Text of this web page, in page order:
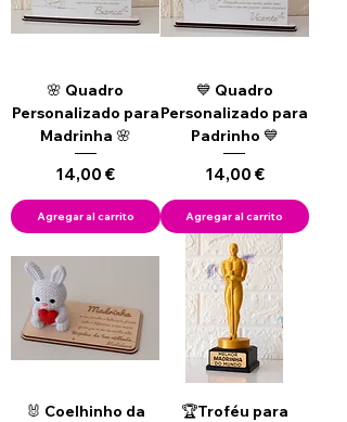
🌸 Quadro
Personalizado para
Madrinha 🌸
Precio
14,00 €
Agregar al carrito
💙 Quadro
Personalizado para
Padrinho 💙
Precio
14,00 €
Agregar al carrito
🐰 Coelhinho da
🏆Troféu para